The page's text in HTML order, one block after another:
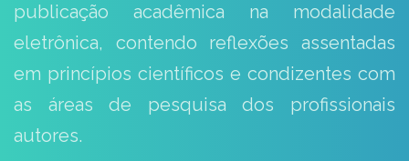
publicação acadêmica na modalidade
eletrônica, contendo reflexões assentadas
em princípios científicos e condizentes com
as áreas de pesquisa dos profissionais
autores.